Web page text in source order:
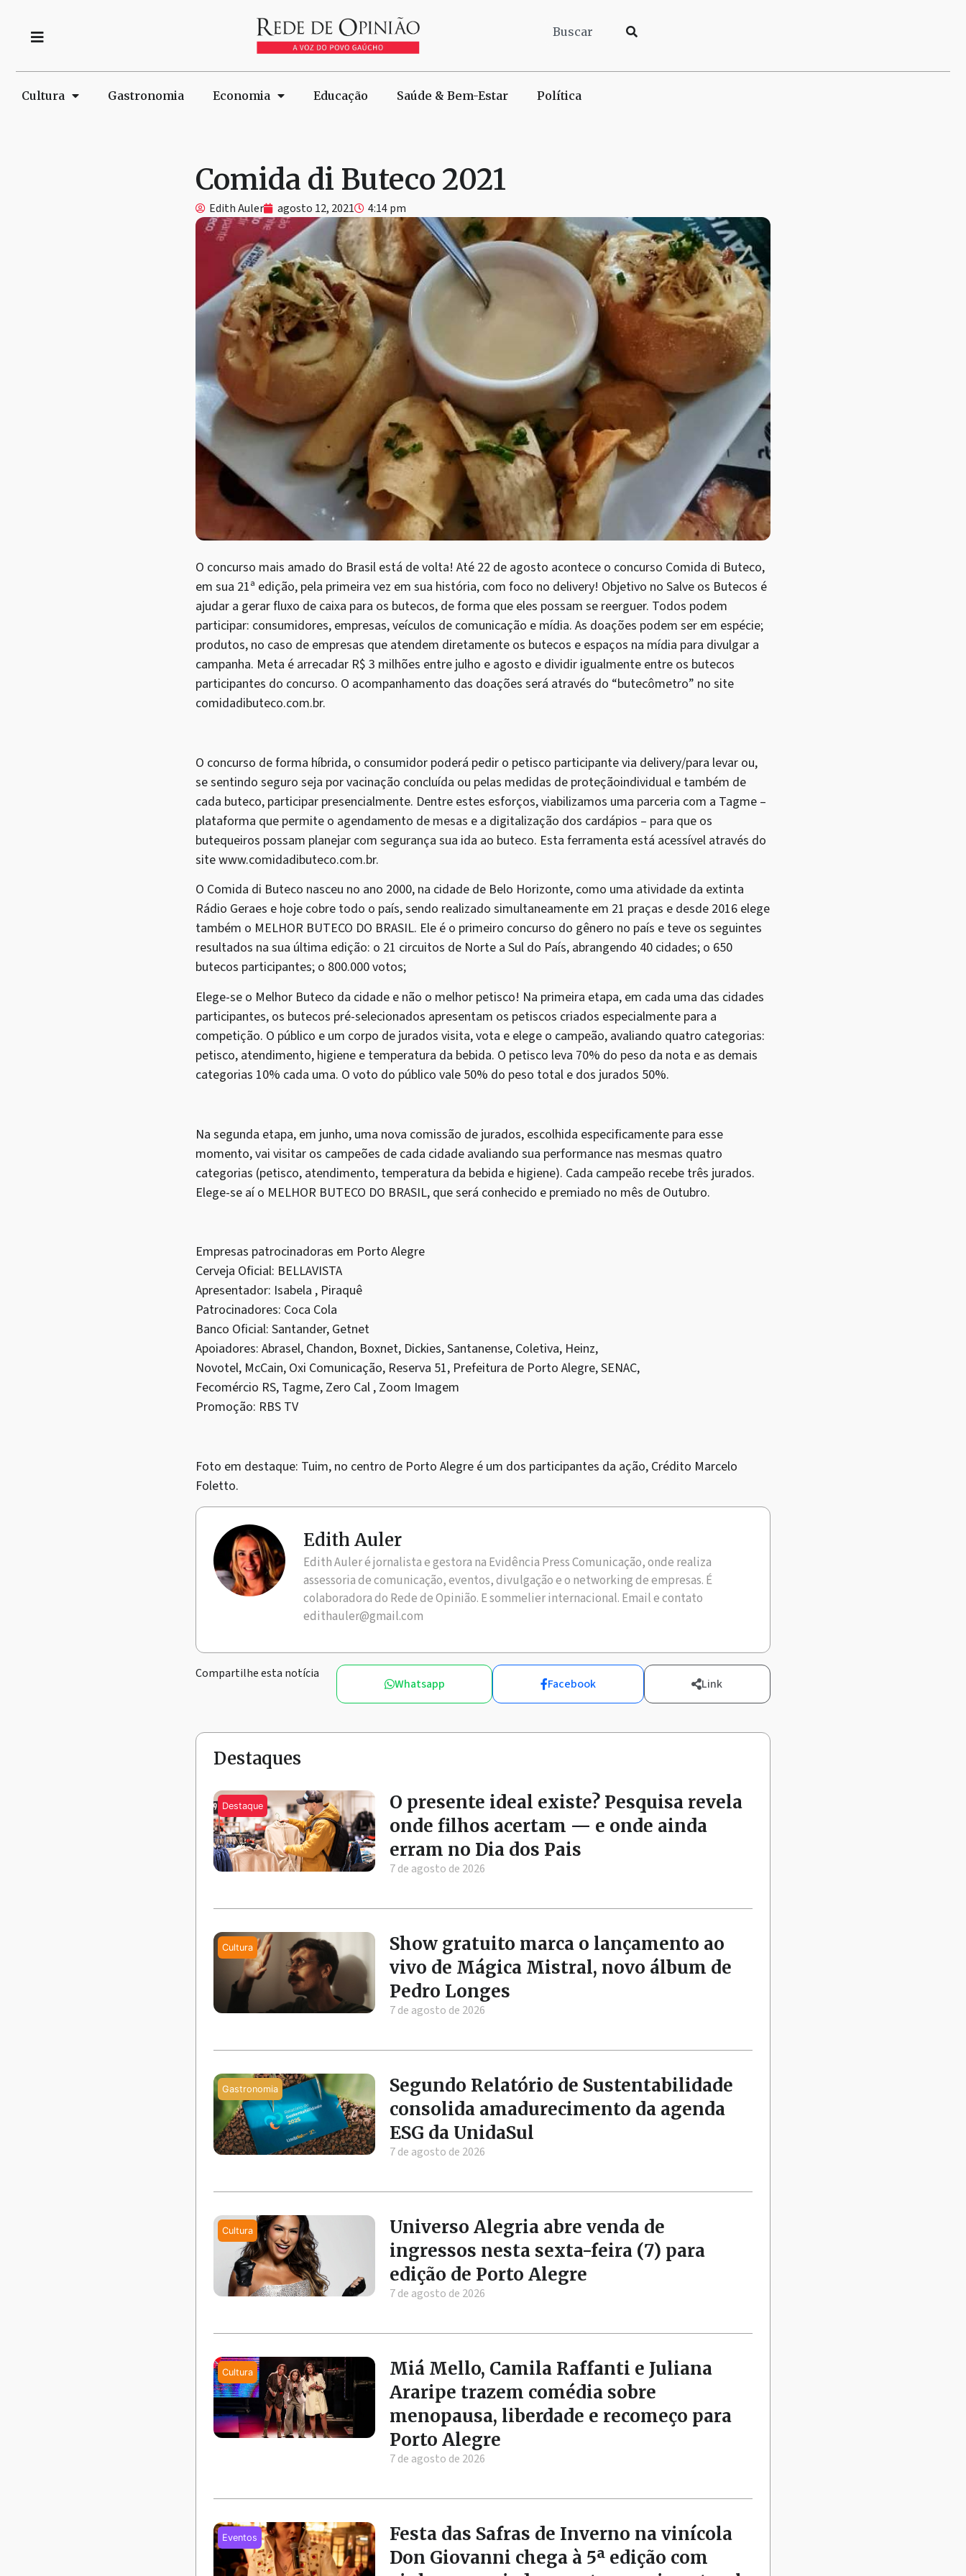
Cultura Gastronomia Economia Educação Saúde & Bem-Estar Política
Comida di Buteco 2021
Edith Auler agosto 12, 2021 4:14 pm
O concurso mais amado do Brasil está de volta! Até 22 de agosto acontece o concurso Comida di Buteco,
em sua 21ª edição, pela primeira vez em sua história, com foco no delivery! Objetivo no Salve os Butecos é
ajudar a gerar fluxo de caixa para os butecos, de forma que eles possam se reerguer. Todos podem
participar: consumidores, empresas, veículos de comunicação e mídia. As doações podem ser em espécie;
produtos, no caso de empresas que atendem diretamente os butecos e espaços na mídia para divulgar a
campanha. Meta é arrecadar R$ 3 milhões entre julho e agosto e dividir igualmente entre os butecos
participantes do concurso. O acompanhamento das doações será através do “butecômetro” no site
comidadibuteco.com.br.
O concurso de forma híbrida, o consumidor poderá pedir o petisco participante via delivery/para levar ou,
se sentindo seguro seja por vacinação concluída ou pelas medidas de proteçãoindividual e também de
cada buteco, participar presencialmente. Dentre estes esforços, viabilizamos uma parceria com a Tagme –
plataforma que permite o agendamento de mesas e a digitalização dos cardápios – para que os
butequeiros possam planejar com segurança sua ida ao buteco. Esta ferramenta está acessível através do
site www.comidadibuteco.com.br.
O Comida di Buteco nasceu no ano 2000, na cidade de Belo Horizonte, como uma atividade da extinta
Rádio Geraes e hoje cobre todo o país, sendo realizado simultaneamente em 21 praças e desde 2016 elege
também o MELHOR BUTECO DO BRASIL. Ele é o primeiro concurso do gênero no país e teve os seguintes
resultados na sua última edição: o 21 circuitos de Norte a Sul do País, abrangendo 40 cidades; o 650
butecos participantes; o 800.000 votos;
Elege-se o Melhor Buteco da cidade e não o melhor petisco! Na primeira etapa, em cada uma das cidades
participantes, os butecos pré-selecionados apresentam os petiscos criados especialmente para a
competição. O público e um corpo de jurados visita, vota e elege o campeão, avaliando quatro categorias:
petisco, atendimento, higiene e temperatura da bebida. O petisco leva 70% do peso da nota e as demais
categorias 10% cada uma. O voto do público vale 50% do peso total e dos jurados 50%.
Na segunda etapa, em junho, uma nova comissão de jurados, escolhida especificamente para esse
momento, vai visitar os campeões de cada cidade avaliando sua performance nas mesmas quatro
categorias (petisco, atendimento, temperatura da bebida e higiene). Cada campeão recebe três jurados.
Elege-se aí o MELHOR BUTECO DO BRASIL, que será conhecido e premiado no mês de Outubro.
Empresas patrocinadoras em Porto Alegre
Cerveja Oficial: BELLAVISTA
Apresentador: Isabela , Piraquê
Patrocinadores: Coca Cola
Banco Oficial: Santander, Getnet
Apoiadores: Abrasel, Chandon, Boxnet, Dickies, Santanense, Coletiva, Heinz,
Novotel, McCain, Oxi Comunicação, Reserva 51, Prefeitura de Porto Alegre, SENAC,
Fecomércio RS, Tagme, Zero Cal , Zoom Imagem
Promoção: RBS TV
Foto em destaque: Tuim, no centro de Porto Alegre é um dos participantes da ação, Crédito Marcelo
Foletto.
Edith Auler
Edith Auler é jornalista e gestora na Evidência Press Comunicação, onde realiza
assessoria de comunicação, eventos, divulgação e o networking de empresas. É
colaboradora do Rede de Opinião. E sommelier internacional. Email e contato
edithauler@gmail.com
Compartilhe esta notícia
Whatsapp Facebook Link
Destaques
O presente ideal existe? Pesquisa revela
onde filhos acertam — e onde ainda
erram no Dia dos Pais
7 de agosto de 2026
Show gratuito marca o lançamento ao
vivo de Mágica Mistral, novo álbum de
Pedro Longes
7 de agosto de 2026
Segundo Relatório de Sustentabilidade
consolida amadurecimento da agenda
ESG da UnidaSul
7 de agosto de 2026
Universo Alegria abre venda de
ingressos nesta sexta-feira (7) para
edição de Porto Alegre
7 de agosto de 2026
Miá Mello, Camila Raffanti e Juliana
Araripe trazem comédia sobre
menopausa, liberdade e recomeço para
Porto Alegre
7 de agosto de 2026
Festa das Safras de Inverno na vinícola
Don Giovanni chega à 5ª edição com